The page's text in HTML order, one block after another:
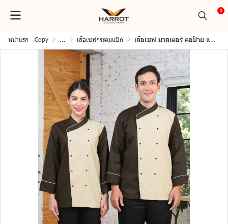
0
หน้าแรก - Copy ... เสื้อเชฟกระดุมแป๊ก เสื้อเชฟ มาสเตอร์ คอป้าย แขนยาว กระดุมแป๊ก